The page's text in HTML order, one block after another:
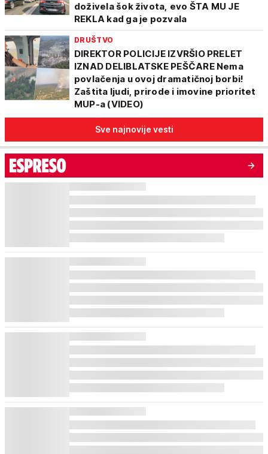
doživela šok života, evo ŠTA MU JE
REKLA kad ga je pozvala
DRUŠTVO
DIREKTOR POLICIJE IZVRŠIO PRELET
IZNAD DELIBLATSKE PEŠČARE Nema
povlačenja u ovoj dramatičnoj borbi!
Zaštita ljudi, prirode i imovine prioritet
MUP-a (VIDEO)
Sve najnovije vesti